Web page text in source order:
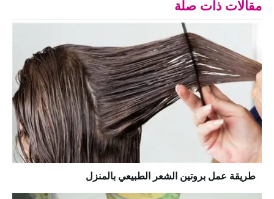
مقالات ذات صلة
طريقة عمل بروتين الشعر الطبيعي بالمنزل